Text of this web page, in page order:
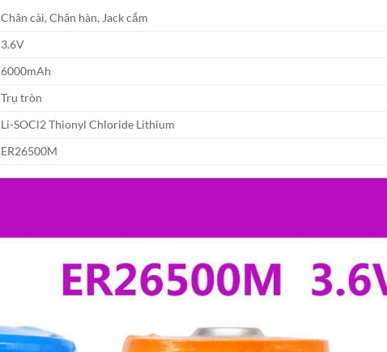
Chân cài, Chân hàn, Jack cắm
3.6V
6000mAh
Trụ tròn
Li-SOCl2 Thionyl Chloride Lithium
ER26500M